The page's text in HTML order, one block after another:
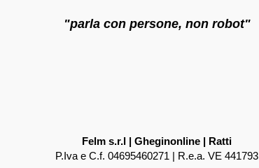
"parla con persone, non robot"
Felm s.r.l | Gheginonline | Ratti
P.Iva e C.f. 04695460271 | R.e.a. VE 441793